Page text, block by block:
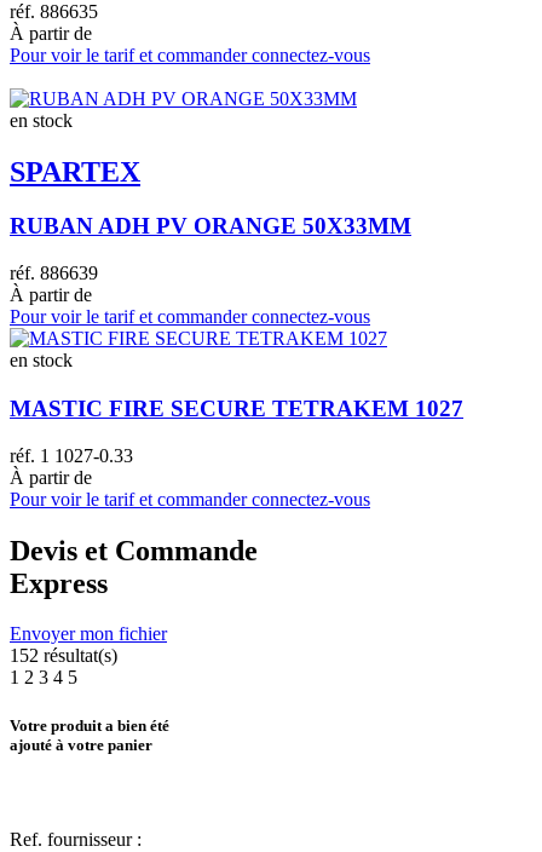
réf. 886635
À partir de
Pour voir le tarif et commander connectez-vous
en stock
SPARTEX
RUBAN ADH PV ORANGE 50X33MM
réf. 886639
À partir de
Pour voir le tarif et commander connectez-vous
en stock
MASTIC FIRE SECURE TETRAKEM 1027
réf. 1 1027-0.33
À partir de
Pour voir le tarif et commander connectez-vous
Devis et Commande
Express
Envoyer mon fichier
152 résultat(s)
1 2 3 4 5
Votre produit a bien été
ajouté à votre panier
Ref. fournisseur :